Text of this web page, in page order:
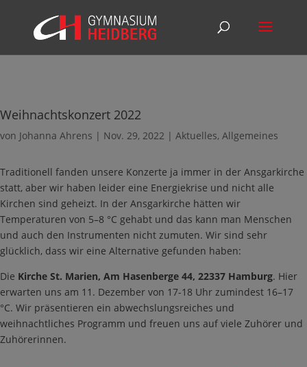
Weihnachtskonzert 2022
von Johanna Ahrens | Nov. 29, 2022 | Aktuelles, Allgemeines
Traditionell fanden unsere Konzerte ja immer in der Ansgarkirche
statt, aber wir haben leider eine Energiekrise und nicht alle
Kirchen sind geheizt. In der Ansgarkirche hätten wir
Temperaturen von 5–8 °C gehabt und das kann man Menschen
und auch den Instrumenten nicht zumuten. Wir sind sehr
glücklich, dass wir eine Alternative gefunden haben:
Die Kirche St. Marien, Am Hasenberge 44, 22337 Hamburg. Hier
erwarten uns am 11. Dezember von 17-18 Uhr zumindest 16–17
°C. Wir präsentieren ein abwechslungsreiches und
weihnachtliches Programm und freuen uns auf viele Zuhörer und
Zuhörerinnen.